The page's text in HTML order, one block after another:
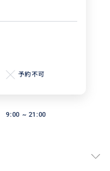
予約不可
9:00 ~ 21:00